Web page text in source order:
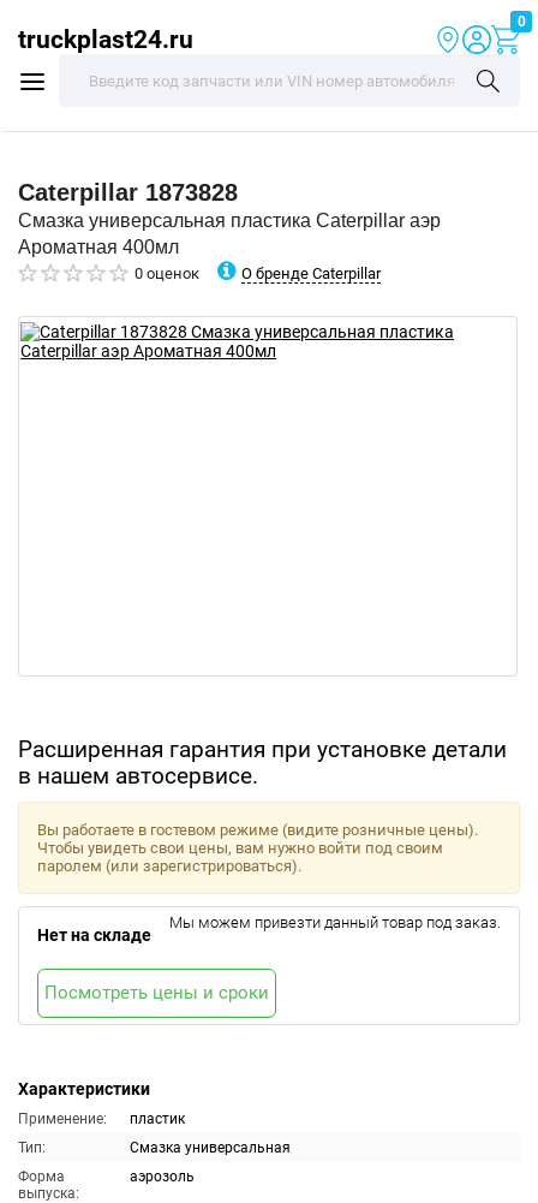
truckplast24.ru
0
Caterpillar 1873828
Смазка универсальная пластика Caterpillar аэр
Ароматная 400мл
0 оценок О бренде Caterpillar
Расширенная гарантия при установке детали
в нашем автосервисе.
Характеристики
Применение:
пластик
Тип:
Смазка универсальная
Форма
выпуска:
аэрозоль
Вы работаете в гостевом режиме (видите розничные цены).
Чтобы увидеть свои цены, вам нужно войти под своим
паролем (или зарегистрироваться).
Нет на складе
Мы можем привезти данный товар под заказ.
Посмотреть цены и сроки